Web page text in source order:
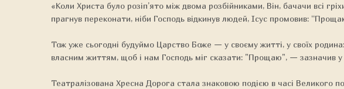
«Коли Христа було розіп’ято між двома розбійниками, Він, бачачи всі
прагнув переконати, ніби Господь відкинув людей, Ісус промовив:
Тож уже сьогодні будуймо Царство Боже — у своєму житті, у своїх
власним життям, щоб і нам Господь міг сказати: "Прощаю", — зазначив у
Театралізована Хресна Дорога стала знаковою подією в часі Великого